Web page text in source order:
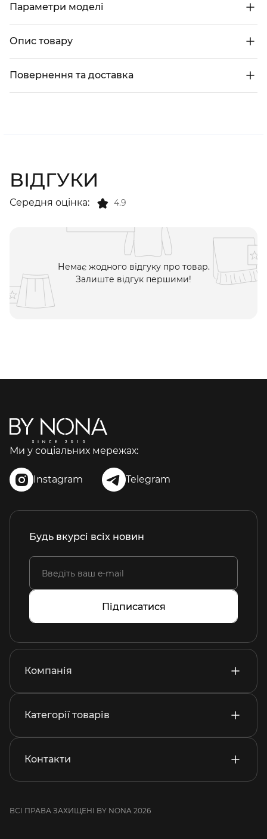
Параметри моделі
Опис товару
Повернення та доставка
ВІДГУКИ
Середня оцінка: 4.9
Немає жодного відгуку про товар.
Залиште відгук першими!
Ми у соціальних мережах:
Instagram Telegram
Будь вкурсі всіх новин
Підписатися
Компанія
Категорії товарів
Контакти
ВСІ ПРАВА ЗАХИЩЕНІ BY NONA 2026